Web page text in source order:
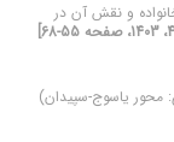
و نقش آن در
محور یاسوج-سپیدان)